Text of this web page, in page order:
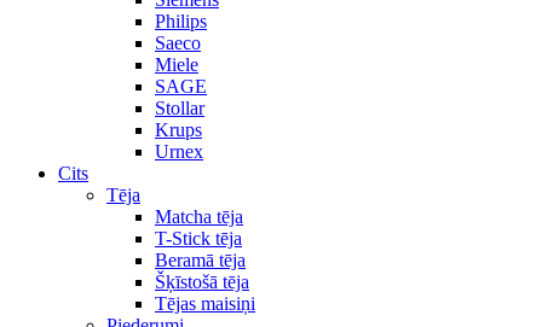
Philips
Saeco
Miele
SAGE
Stollar
Krups
Urnex
Cits
Tēja
Matcha tēja
T-Stick tēja
Beramā tēja
Šķīstošā tēja
Tējas maisiņi